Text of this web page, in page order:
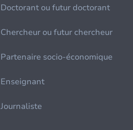
Doctorant ou futur doctorant
Chercheur ou futur chercheur
Partenaire socio-économique
Enseignant
Journaliste